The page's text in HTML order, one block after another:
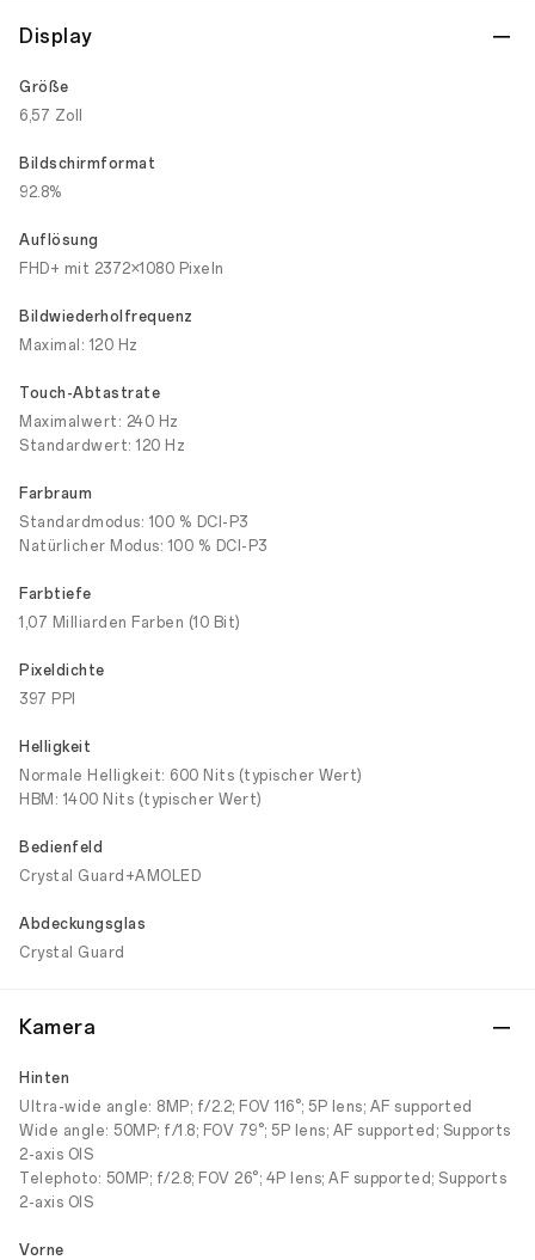
Display
Größe
6,57 Zoll
Bildschirmformat
92.8%
Auflösung
FHD+ mit 2372×1080 Pixeln
Bildwiederholfrequenz
Maximal: 120 Hz
Touch-Abtastrate
Maximalwert: 240 Hz
Standardwert: 120 Hz
Farbraum
Standardmodus: 100 % DCI-P3
Natürlicher Modus: 100 % DCI-P3
Farbtiefe
1,07 Milliarden Farben (10 Bit)
Pixeldichte
397 PPI
Helligkeit
Normale Helligkeit: 600 Nits (typischer Wert)
HBM: 1400 Nits (typischer Wert)
Bedienfeld
Crystal Guard+AMOLED
Abdeckungsglas
Crystal Guard
Kamera
Hinten
Ultra-wide angle: 8MP; f/2.2; FOV 116°; 5P lens; AF supported
Wide angle: 50MP; f/1.8; FOV 79°; 5P lens; AF supported; Supports
2-axis OIS
Telephoto: 50MP; f/2.8; FOV 26°; 4P lens; AF supported; Supports
2-axis OIS
Vorne